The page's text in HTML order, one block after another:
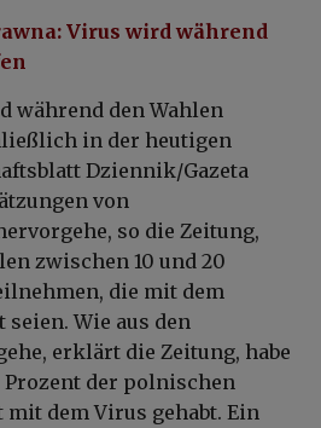
Virus wird während
während den Wahlen
in der heutigen
Dziennik/Gazeta
von
so die Zeitung,
zwischen 10 und 20
die mit dem
Wie aus den
erklärt die Zeitung, habe
der polnischen
dem Virus gehabt. Ein